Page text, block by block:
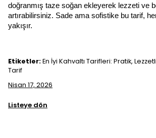
doğranmış taze soğan ekleyerek lezzeti ve
artırabilirsiniz. Sade ama sofistike bu tarif,
yakışır.
Etiketler:En İyi Kahvaltı Tarifleri: Pratik,
Tarif
Nisan 17, 2026
Listeye dön